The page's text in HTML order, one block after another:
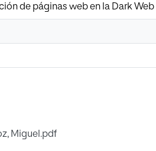
de páginas web en la Dark Web
Miguel.pdf